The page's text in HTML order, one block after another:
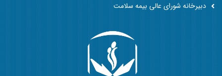
دبیرخانه شورای عالی بیمه سلامت